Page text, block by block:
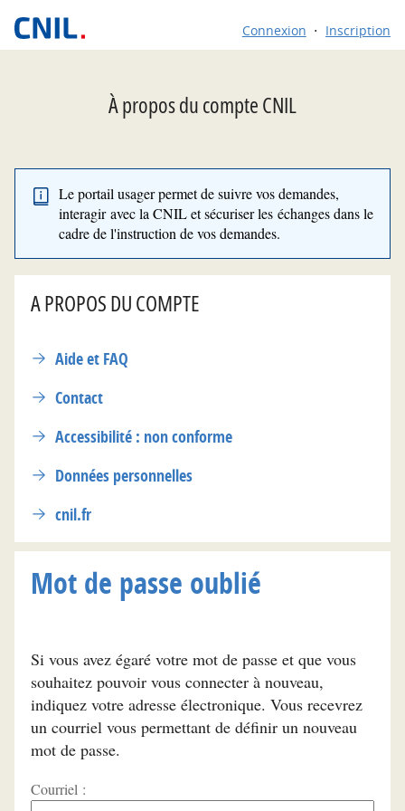
Connexion Inscription
À propos du compte CNIL
Le portail usager permet de suivre vos demandes,
interagir avec la CNIL et sécuriser les échanges dans le
cadre de l'instruction de vos demandes.
A PROPOS DU COMPTE
Aide et FAQ
Contact
Accessibilité : non conforme
Données personnelles
cnil.fr
Mot de passe oublié
Si vous avez égaré votre mot de passe et que vous
souhaitez pouvoir vous connecter à nouveau,
indiquez votre adresse électronique. Vous recevrez
un courriel vous permettant de définir un nouveau
mot de passe.
Courriel :